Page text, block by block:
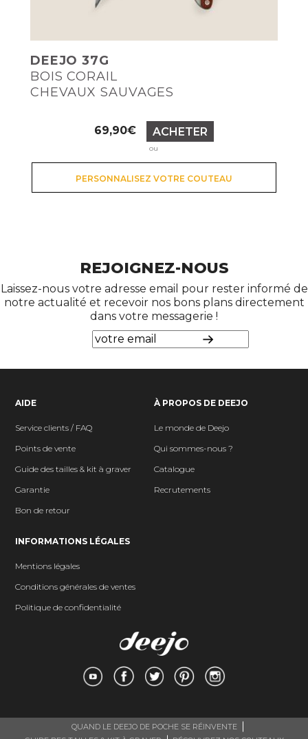
DEEJO 37G
BOIS CORAIL
CHEVAUX SAUVAGES
Prix
69,90€ ACHETER
ou
PERSONNALISEZ VOTRE COUTEAU
REJOIGNEZ-NOUS
Laissez-nous votre adresse email pour rester informé de
notre actualité et recevoir nos bons plans directement
dans votre messagerie !
AIDE
Service clients / FAQ
Points de vente
Guide des tailles & kit à graver
Garantie
Bon de retour
À PROPOS DE DEEJO
Le monde de Deejo
Qui sommes-nous ?
Catalogue
Recrutements
INFORMATIONS LÉGALES
Mentions légales
Conditions générales de ventes
Politique de confidentialité
QUAND LE DEEJO DE POCHE SE RÉINVENTE